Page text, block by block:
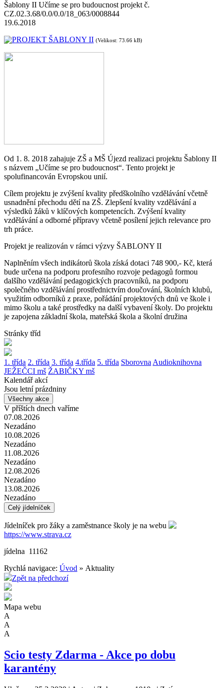
Šablony II Učíme se pro budoucnost projekt č.
CZ.02.3.68/0.0/0.0/18_063/0008844
19.6.2018
PROJEKT ŠABLONY II (Velikost: 73.66 kB)
Od 1. 8. 2018 zahajuje ZŠ a MŠ Újezd realizaci projektu Šablony II
s názvem „Učíme se pro budoucnost“. Tento projekt je
spolufinancován Evropskou unií.
Cílem projektu je zvýšení kvality předškolního vzdělávání včetně
usnadnění přechodu dětí na ZŠ. Zlepšení kvality vzdělávání a
výsledků žáků v klíčových kompetencích. Zvýšení kvality
vzdělávání a odborné přípravy včetně posílení jejich relevance pro
trh práce.
Projekt je realizován v rámci výzvy ŠABLONY II
Naplněním všech indikátorů škola získá dotaci 748 900,- Kč, která
bude určena na podporu profesního rozvoje pedagogů formou
dalšího vzdělávání pedagogických pracovníků, na podporu
společného vzdělávání prostřednictvím doučování, školních klubů,
využitím odborníků z praxe, pořádání projektových dnů ve škole i
mimo školu a také prostředky na další vybavení školy. Do projektu
je zapojena základní škola, mateřská škola a školní družina
Stránky tříd
1. třída 2. třída 3. třída 4.třída 5. třída Sborovna Audioknihovna
JEŽEČCI mš ŽABIČKY mš
Kalendář akcí
Jsou letní prázdniny
Všechny akce
V příštích dnech vaříme
07.08.2026
Nezadáno
10.08.2026
Nezadáno
11.08.2026
Nezadáno
12.08.2026
Nezadáno
13.08.2026
Nezadáno
Celý jídelníček
Jídelníček pro žáky a zaměstnance školy je na webu
https://www.strava.cz
jídelna 11162
Rychlá navigace: Úvod » Aktuality
Zpět na předchozí
Mapa webu
A
A
A
Scio testy Zdarma - Akce po dobu
karantény